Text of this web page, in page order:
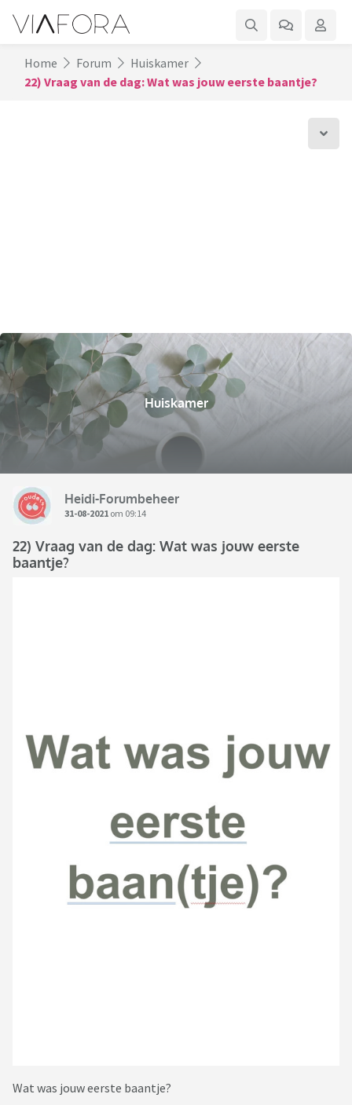
Home Forum
Huiskamer
22) Vraag van de dag: Wat was jouw eerste baantje?
Huiskamer
Heidi-Forumbeheer
31-08-2021 om 09:14
22) Vraag van de dag: Wat was jouw eerste
baantje?
Wat was jouw eerste baantje?